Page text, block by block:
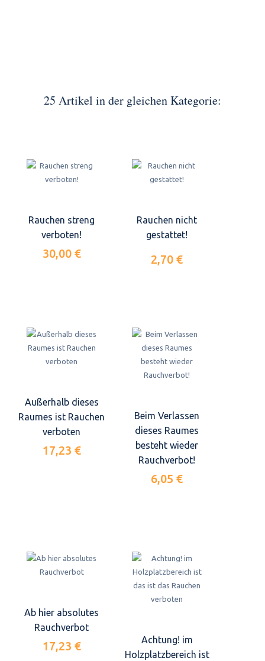
25 Artikel in der gleichen Kategorie:
Rauchen streng
verboten!
30,00 €
Rauchen nicht
gestattet!
2,70 €
Außerhalb dieses
Raumes ist Rauchen
verboten
17,23 €
Beim Verlassen
dieses Raumes
besteht wieder
Rauchverbot!
6,05 €
Ab hier absolutes
Rauchverbot
17,23 €
Achtung! im
Holzplatzbereich ist